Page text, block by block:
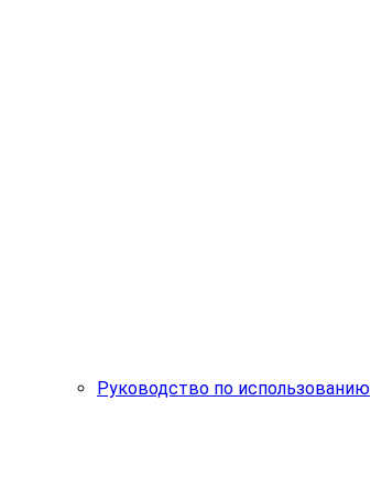
Руководство по использованию